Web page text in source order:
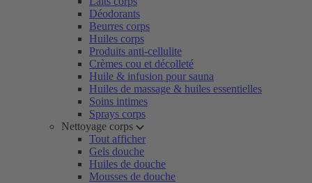
Déodorants
Beurres corps
Huiles corps
Produits anti-cellulite
Crèmes cou et décolleté
Huile & infusion pour sauna
Huiles de massage & huiles essentielles
Soins intimes
Sprays corps
Nettoyage corps
Tout afficher
Gels douche
Huiles de douche
Mousses de douche